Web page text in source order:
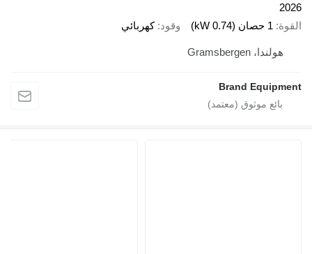
1 حصان (0.74 kW) وقود كهربائي
هولندا، Gramsbergen
Brand